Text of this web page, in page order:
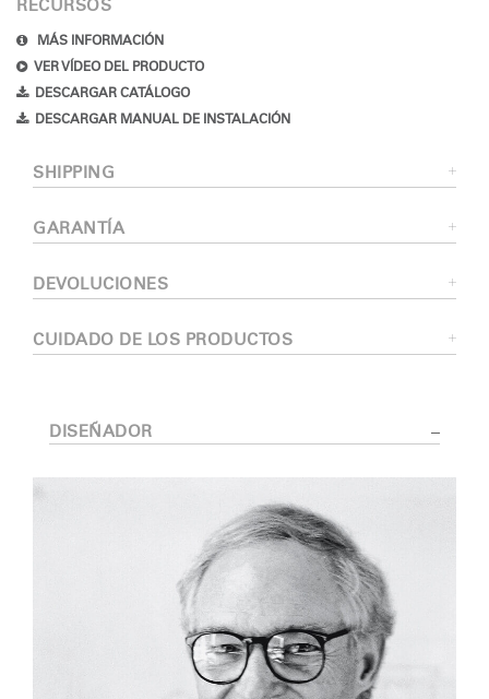
RECURSOS
MÁS INFORMACIÓN
VER VÍDEO DEL PRODUCTO
DESCARGAR CATÁLOGO
DESCARGAR MANUAL DE INSTALACIÓN
SHIPPING
GARANTÍA
DEVOLUCIONES
CUIDADO DE LOS PRODUCTOS
DISEÑADOR